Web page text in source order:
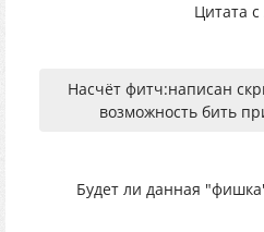
Цитата
Насчёт фитч:написан
возможность бить
Будет ли данная